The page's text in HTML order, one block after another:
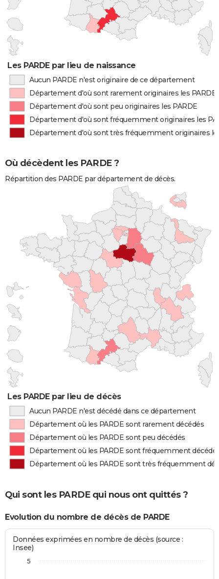
Les PARDE par lieu de naissance
Aucun PARDE n'est originaire de ce département
Département d'où sont rarement originaires les PARDE
Département d'où sont peu originaires les PARDE
Département d'où sont fréquemment originaires les
Département d'où sont très fréquemment originaires
Où décèdent les PARDE ?
Répartition des PARDE par département de décès.
Les PARDE par lieu de décès
Aucun PARDE n'est décédé dans ce département
Département où les PARDE sont rarement décédés
Département où les PARDE sont peu décédés
Département où les PARDE sont fréquemment
Département où les PARDE sont très fréquemment
Qui sont les PARDE qui nous ont quittés ?
Evolution du nombre de décès de PARDE
Données exprimées en nombre de décès (source :
Insee)
5